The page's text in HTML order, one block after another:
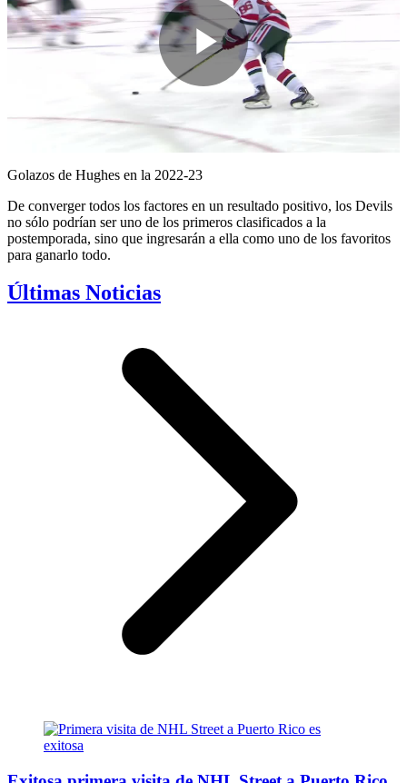
Play
Golazos de Hughes en la 2022-23
De converger todos los factores en un resultado positivo, los Devils
no sólo podrían ser uno de los primeros clasificados a la
postemporada, sino que ingresarán a ella como uno de los favoritos
para ganarlo todo.
Últimas Noticias